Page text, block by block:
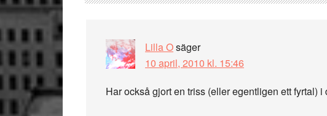
Lilla Osäger
10 april, 2010 kl. 15:46
Har också gjort en triss (eller egentligen ett fyrtal) i